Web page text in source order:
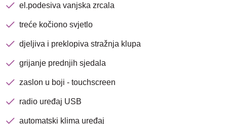
el.podesiva vanjska zrcala
treće kočiono svjetlo
djeljiva i preklopiva stražnja klupa
grijanje prednjih sjedala
zaslon u boji - touchscreen
radio uređaj USB
automatski klima uređaj
avenija 102, Resnik